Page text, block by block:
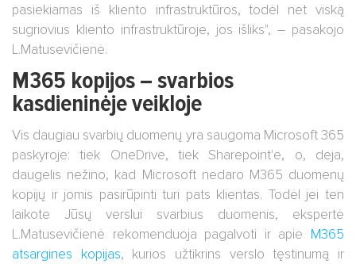
pasiekiamas iš kliento infrastruktūros, todėl net viską
sugriovius kliento infrastruktūroje, jos išliks", – pasakojo
L.Matusevičienė.
M365 kopijos – svarbios
kasdieninėje veikloje
Vis daugiau svarbių duomenų yra saugoma Microsoft 365
paskyroje: tiek OneDrive, tiek Sharepoint'e, o, deja,
daugelis nežino, kad Microsoft nedaro M365 duomenų
kopijų ir jomis pasirūpinti turi pats klientas. Todėl jei ten
laikote Jūsų verslui svarbius duomenis, ekspertė
L.Matusevičienė rekomenduoja pagalvoti ir apie M365
atsargines kopijas, kurios užtikrins verslo tęstinumą ir